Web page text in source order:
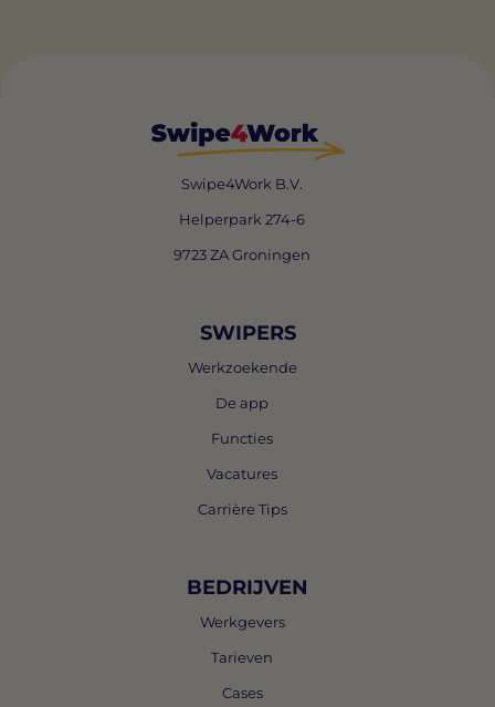
Swipe4Work B.V.
Helperpark 274-6
9723 ZA Groningen
SWIPERS
Werkzoekende
De app
Functies
Vacatures
Carrière Tips
BEDRIJVEN
Werkgevers
Tarieven
Cases